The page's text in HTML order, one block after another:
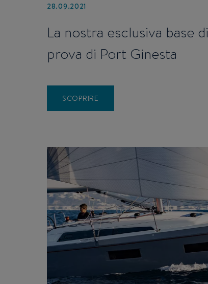
28.09.2021
La nostra esclusiva base di
prova di Port Ginesta
SCOPRIRE